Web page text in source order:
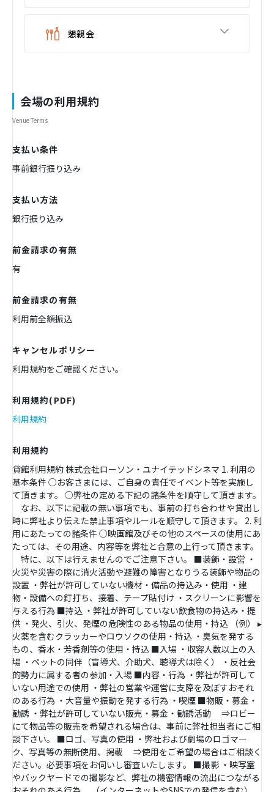
懇親会
会場の利用規約
Venue Terms
支払い条件
事前銀行振り込み
支払い方法
銀行振り込み
前金請求の有無
有
前金請求の有無
利用前全額振込
キャンセルポリシー
利用規約をご確認ください。
利用規約(PDF)
利用規約
利用規約
貸館利用規約 株式会社ローソン・ユナイテッドシネマ 1. 利用の
基本条件 ○お客さまには、ご自身の責任でイベント等を実施し
て頂きます。 ○弊社の定める下記の諸条件を順守して頂きます。
なお、以下に記載の無い事項でも、事前の打ち合わせや貸出し
時に弊社より伝えた禁止事項やルールを順守して頂きます。 2. 利
用にあたっての諸条件 ○映画館及びその他のスペースの使用にあ
たっては、その用途、内容等を弊社と合意の上行って頂きます。
特に、以下は行えませんのでご注意下さい。 ■装飾・設営 ・
火災や災害の際に消火活動や避難の障害となりうる装飾や物品の
設置 ・弊社が許可していない機材・備品の持込み・使用 ・建
物・設備への釘打ち、接着、テープ貼付け ・スクリーンに影響を
与える行為 ■持込 ・弊社が許可していない飲食物の持込み・提
供 ・発火、引火、発煙の危険性のある物品の使用・持込 （例） ▸
火薬を含むクラッカーやロウソクの使用・持込 ・臭気を発する
もの、香水・芳香剤等の使用・持込 ■入場 ・収容人数以上の入
場 ・ペットの同伴（盲導犬、介助犬、聴導犬は除く） ・反社会
的勢力に属する者の参加・入場 ■内容・行為 ・弊社が許可して
いない用途での使用 ・弊社の営業や運営に支障を及ぼすおそれ
のある行為 ・大音量や振動を発する行為 ・喫煙 ■物販・募金・
勧誘 ・弊社が許可していない販売・募金・勧誘活動 ⇒ロビー
にて物品等の販売を希望される場合は、事前に弊社担当者にご相
談下さい。 ■ロゴ、写真の使用 ・弊社および劇場のロゴマー
ク、写真等の無断使用、掲載 ⇒使用をご希望の場合はご相談く
ださい。必要事項をお伺いし審査いたします。 ■撮影 ・映写室
やバックヤードでの撮影など、弊社の機密情報の流出につながる